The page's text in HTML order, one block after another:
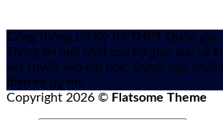
Cổng thông tin Kỳ thi THPT Quốc gia
Thông tin mới nhất của Bộ giáo dục về
xét tuyển vào đại học. Được cập nhật
điện tử uy tín.
Copyright 2026 © Flatsome Theme